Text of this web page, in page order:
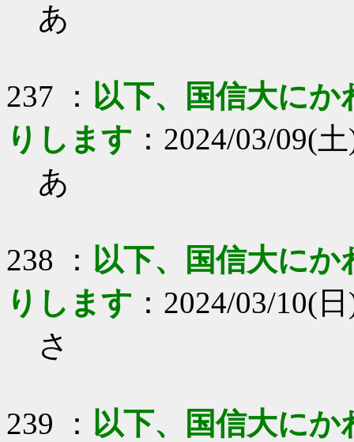
あ
237 ： 以下、国信大に
りします ：2024/03/09(
あ
238 ： 以下、国信大に
りします ：2024/03/10(
さ
239 ： 以下、国信大に